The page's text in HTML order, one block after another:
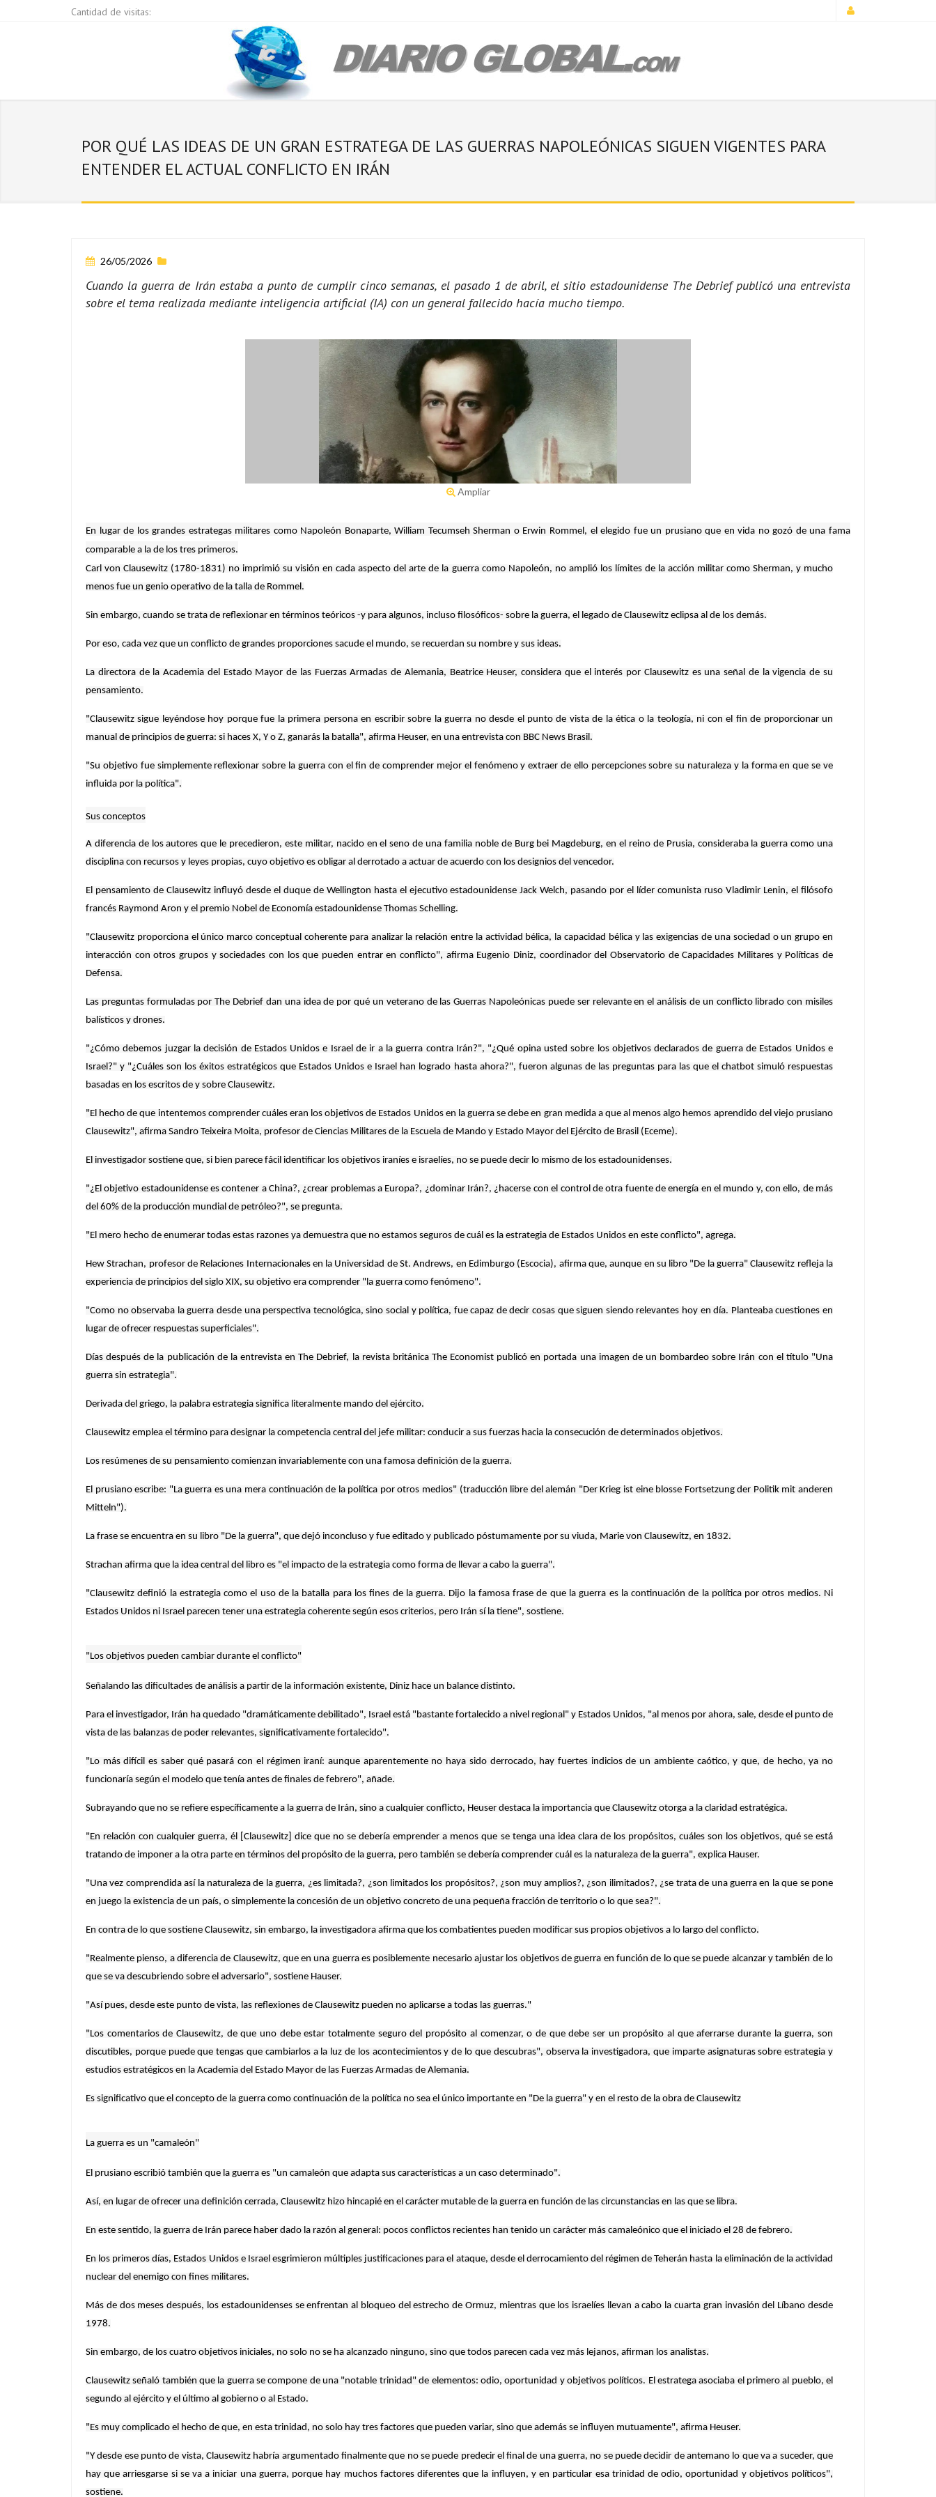
Cantidad de visitas:
POR QUÉ LAS IDEAS DE UN GRAN ESTRATEGA DE LAS GUERRAS NAPOLEÓNICAS SIGUEN VIGENTES PARA
ENTENDER EL ACTUAL CONFLICTO EN IRÁN
26/05/2026
Cuando la guerra de Irán estaba a punto de cumplir cinco semanas, el pasado 1 de abril, el sitio estadounidense The Debrief publicó una entrevista
sobre el tema realizada mediante inteligencia artificial (IA) con un general fallecido hacía mucho tiempo.
Ampliar
En lugar de los grandes estrategas militares como Napoleón Bonaparte, William Tecumseh Sherman o Erwin Rommel, el elegido fue un prusiano que en vida no gozó de una fama
comparable a la de los tres primeros.
Carl von Clausewitz (1780-1831) no imprimió su visión en cada aspecto del arte de la guerra como Napoleón, no amplió los límites de la acción militar como Sherman, y mucho
menos fue un genio operativo de la talla de Rommel.
Sin embargo, cuando se trata de reflexionar en términos teóricos -y para algunos, incluso filosóficos- sobre la guerra, el legado de Clausewitz eclipsa al de los demás.
Por eso, cada vez que un conflicto de grandes proporciones sacude el mundo, se recuerdan su nombre y sus ideas.
La directora de la Academia del Estado Mayor de las Fuerzas Armadas de Alemania, Beatrice Heuser, considera que el interés por Clausewitz es una señal de la vigencia de su
pensamiento.
"Clausewitz sigue leyéndose hoy porque fue la primera persona en escribir sobre la guerra no desde el punto de vista de la ética o la teología, ni con el fin de proporcionar un
manual de principios de guerra: si haces X, Y o Z, ganarás la batalla", afirma Heuser, en una entrevista con BBC News Brasil.
"Su objetivo fue simplemente reflexionar sobre la guerra con el fin de comprender mejor el fenómeno y extraer de ello percepciones sobre su naturaleza y la forma en que se ve
influida por la política".
Sus conceptos
A diferencia de los autores que le precedieron, este militar, nacido en el seno de una familia noble de Burg bei Magdeburg, en el reino de Prusia, consideraba la guerra como una
disciplina con recursos y leyes propias, cuyo objetivo es obligar al derrotado a actuar de acuerdo con los designios del vencedor.
El pensamiento de Clausewitz influyó desde el duque de Wellington hasta el ejecutivo estadounidense Jack Welch, pasando por el líder comunista ruso Vladimir Lenin, el filósofo
francés Raymond Aron y el premio Nobel de Economía estadounidense Thomas Schelling.
"Clausewitz proporciona el único marco conceptual coherente para analizar la relación entre la actividad bélica, la capacidad bélica y las exigencias de una sociedad o un grupo en
interacción con otros grupos y sociedades con los que pueden entrar en conflicto", afirma Eugenio Diniz, coordinador del Observatorio de Capacidades Militares y Políticas de
Defensa.
Las preguntas formuladas por The Debrief dan una idea de por qué un veterano de las Guerras Napoleónicas puede ser relevante en el análisis de un conflicto librado con misiles
balísticos y drones.
"¿Cómo debemos juzgar la decisión de Estados Unidos e Israel de ir a la guerra contra Irán?", "¿Qué opina usted sobre los objetivos declarados de guerra de Estados Unidos e
Israel?" y "¿Cuáles son los éxitos estratégicos que Estados Unidos e Israel han logrado hasta ahora?", fueron algunas de las preguntas para las que el chatbot simuló respuestas
basadas en los escritos de y sobre Clausewitz.
"El hecho de que intentemos comprender cuáles eran los objetivos de Estados Unidos en la guerra se debe en gran medida a que al menos algo hemos aprendido del viejo prusiano
Clausewitz", afirma Sandro Teixeira Moita, profesor de Ciencias Militares de la Escuela de Mando y Estado Mayor del Ejército de Brasil (Eceme).
El investigador sostiene que, si bien parece fácil identificar los objetivos iraníes e israelíes, no se puede decir lo mismo de los estadounidenses.
"¿El objetivo estadounidense es contener a China?, ¿crear problemas a Europa?, ¿dominar Irán?, ¿hacerse con el control de otra fuente de energía en el mundo y, con ello, de más
del 60% de la producción mundial de petróleo?", se pregunta.
"El mero hecho de enumerar todas estas razones ya demuestra que no estamos seguros de cuál es la estrategia de Estados Unidos en este conflicto", agrega.
Hew Strachan, profesor de Relaciones Internacionales en la Universidad de St. Andrews, en Edimburgo (Escocia), afirma que, aunque en su libro "De la guerra" Clausewitz refleja la
experiencia de principios del siglo XIX, su objetivo era comprender "la guerra como fenómeno".
"Como no observaba la guerra desde una perspectiva tecnológica, sino social y política, fue capaz de decir cosas que siguen siendo relevantes hoy en día. Planteaba cuestiones en
lugar de ofrecer respuestas superficiales".
Días después de la publicación de la entrevista en The Debrief, la revista británica The Economist publicó en portada una imagen de un bombardeo sobre Irán con el título "Una
guerra sin estrategia".
Derivada del griego, la palabra estrategia significa literalmente mando del ejército.
Clausewitz emplea el término para designar la competencia central del jefe militar: conducir a sus fuerzas hacia la consecución de determinados objetivos.
Los resúmenes de su pensamiento comienzan invariablemente con una famosa definición de la guerra.
El prusiano escribe: "La guerra es una mera continuación de la política por otros medios" (traducción libre del alemán "Der Krieg ist eine blosse Fortsetzung der Politik mit anderen
Mitteln").
La frase se encuentra en su libro "De la guerra", que dejó inconcluso y fue editado y publicado póstumamente por su viuda, Marie von Clausewitz, en 1832.
Strachan afirma que la idea central del libro es "el impacto de la estrategia como forma de llevar a cabo la guerra".
"Clausewitz definió la estrategia como el uso de la batalla para los fines de la guerra. Dijo la famosa frase de que la guerra es la continuación de la política por otros medios. Ni
Estados Unidos ni Israel parecen tener una estrategia coherente según esos criterios, pero Irán sí la tiene", sostiene.
"Los objetivos pueden cambiar durante el conflicto"
Señalando las dificultades de análisis a partir de la información existente, Diniz hace un balance distinto.
Para el investigador, Irán ha quedado "dramáticamente debilitado", Israel está "bastante fortalecido a nivel regional" y Estados Unidos, "al menos por ahora, sale, desde el punto de
vista de las balanzas de poder relevantes, significativamente fortalecido".
"Lo más difícil es saber qué pasará con el régimen iraní: aunque aparentemente no haya sido derrocado, hay fuertes indicios de un ambiente caótico, y que, de hecho, ya no
funcionaría según el modelo que tenía antes de finales de febrero", añade.
Subrayando que no se refiere específicamente a la guerra de Irán, sino a cualquier conflicto, Heuser destaca la importancia que Clausewitz otorga a la claridad estratégica.
"En relación con cualquier guerra, él [Clausewitz] dice que no se debería emprender a menos que se tenga una idea clara de los propósitos, cuáles son los objetivos, qué se está
tratando de imponer a la otra parte en términos del propósito de la guerra, pero también se debería comprender cuál es la naturaleza de la guerra", explica Hauser.
"Una vez comprendida así la naturaleza de la guerra, ¿es limitada?, ¿son limitados los propósitos?, ¿son muy amplios?, ¿son ilimitados?, ¿se trata de una guerra en la que se pone
en juego la existencia de un país, o simplemente la concesión de un objetivo concreto de una pequeña fracción de territorio o lo que sea?".
En contra de lo que sostiene Clausewitz, sin embargo, la investigadora afirma que los combatientes pueden modificar sus propios objetivos a lo largo del conflicto.
"Realmente pienso, a diferencia de Clausewitz, que en una guerra es posiblemente necesario ajustar los objetivos de guerra en función de lo que se puede alcanzar y también de lo
que se va descubriendo sobre el adversario", sostiene Hauser.
"Así pues, desde este punto de vista, las reflexiones de Clausewitz pueden no aplicarse a todas las guerras."
"Los comentarios de Clausewitz, de que uno debe estar totalmente seguro del propósito al comenzar, o de que debe ser un propósito al que aferrarse durante la guerra, son
discutibles, porque puede que tengas que cambiarlos a la luz de los acontecimientos y de lo que descubras", observa la investigadora, que imparte asignaturas sobre estrategia y
estudios estratégicos en la Academia del Estado Mayor de las Fuerzas Armadas de Alemania.
Es significativo que el concepto de la guerra como continuación de la política no sea el único importante en "De la guerra" y en el resto de la obra de Clausewitz
La guerra es un "camaleón"
El prusiano escribió también que la guerra es "un camaleón que adapta sus características a un caso determinado".
Así, en lugar de ofrecer una definición cerrada, Clausewitz hizo hincapié en el carácter mutable de la guerra en función de las circunstancias en las que se libra.
En este sentido, la guerra de Irán parece haber dado la razón al general: pocos conflictos recientes han tenido un carácter más camaleónico que el iniciado el 28 de febrero.
En los primeros días, Estados Unidos e Israel esgrimieron múltiples justificaciones para el ataque, desde el derrocamiento del régimen de Teherán hasta la eliminación de la actividad
nuclear del enemigo con fines militares.
Más de dos meses después, los estadounidenses se enfrentan al bloqueo del estrecho de Ormuz, mientras que los israelíes llevan a cabo la cuarta gran invasión del Líbano desde
1978.
Sin embargo, de los cuatro objetivos iniciales, no solo no se ha alcanzado ninguno, sino que todos parecen cada vez más lejanos, afirman los analistas.
Clausewitz señaló también que la guerra se compone de una "notable trinidad" de elementos: odio, oportunidad y objetivos políticos. El estratega asociaba el primero al pueblo, el
segundo al ejército y el último al gobierno o al Estado.
"Es muy complicado el hecho de que, en esta trinidad, no solo hay tres factores que pueden variar, sino que además se influyen mutuamente", afirma Heuser.
"Y desde ese punto de vista, Clausewitz habría argumentado finalmente que no se puede predecir el final de una guerra, no se puede decidir de antemano lo que va a suceder, que
hay que arriesgarse si se va a iniciar una guerra, porque hay muchos factores diferentes que la influyen, y en particular esa trinidad de odio, oportunidad y objetivos políticos",
sostiene.